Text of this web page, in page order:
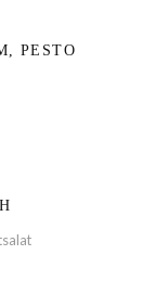
PESTO